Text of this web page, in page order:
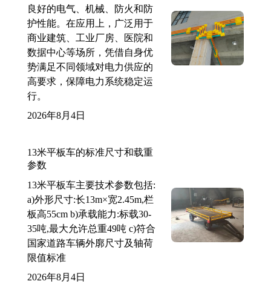
良好的电气、机械、防火和防
护性能。在应用上，广泛用于
商业建筑、工业厂房、医院和
数据中心等场所，凭借自身优
势满足不同领域对电力供应的
高要求，保障电力系统稳定运
行。
2026年8月4日
13米平板车的标准尺寸和载重
参数
13米平板车主要技术参数包括:
a)外形尺寸:长13m×宽2.45m,栏
板高55cm b)承载能力:标载30-
35吨,最大允许总重49吨 c)符合
国家道路车辆外廓尺寸及轴荷
限值标准
2026年8月4日